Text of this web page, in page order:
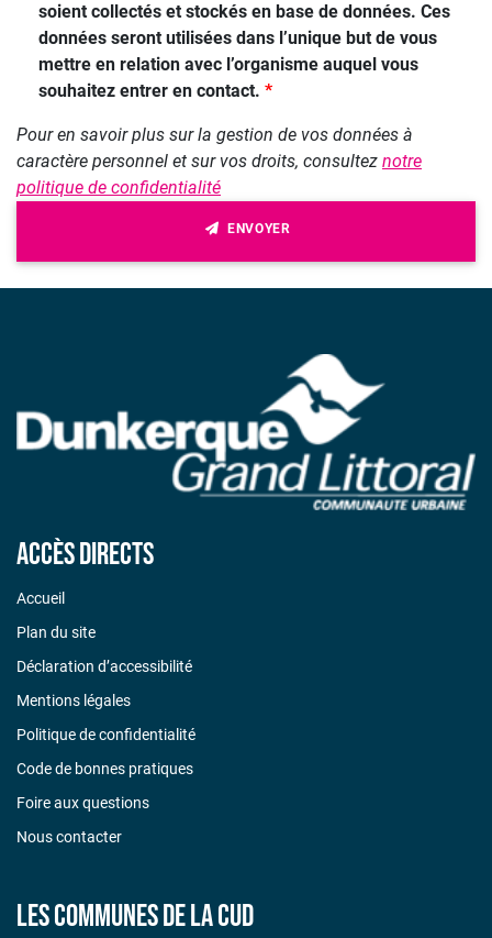
soient collectés et stockés en base de données. Ces
données seront utilisées dans l’unique but de vous
mettre en relation avec l’organisme auquel vous
souhaitez entrer en contact.
Pour en savoir plus sur la gestion de vos données à
caractère personnel et sur vos droits, consultez notre
politique de confidentialité
ENVOYER
Accès directs
Accueil
Plan du site
Déclaration d’accessibilité
Mentions légales
Politique de confidentialité
Code de bonnes pratiques
Foire aux questions
Nous contacter
Les communes de la CUD